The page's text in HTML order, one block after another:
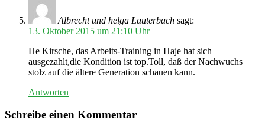
Albrecht und helga Lauterbach sagt:
13. Oktober 2015 um 21:10 Uhr
He Kirsche, das Arbeits-Training in Haje hat sich
ausgezahlt,die Kondition ist top.Toll, daß der Nachwuchs
stolz auf die ältere Generation schauen kann.
Antworten
Schreibe einen Kommentar